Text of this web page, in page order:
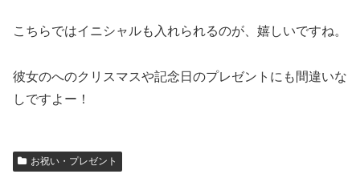
こちらではイニシャルも入れられるのが、嬉しいですね。
彼女のへのクリスマスや記念日のプレゼントにも間違いな
しですよー！
お祝い・プレゼント